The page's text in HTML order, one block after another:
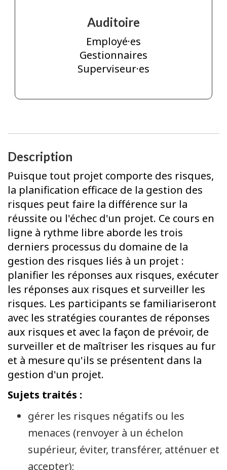
Auditoire
Employé·es
Gestionnaires
Superviseur·es
Description
Puisque tout projet comporte des risques,
la planification efficace de la gestion des
risques peut faire la différence sur la
réussite ou l'échec d'un projet. Ce cours en
ligne à rythme libre aborde les trois
derniers processus du domaine de la
gestion des risques liés à un projet :
planifier les réponses aux risques, exécuter
les réponses aux risques et surveiller les
risques. Les participants se familiariseront
avec les stratégies courantes de réponses
aux risques et avec la façon de prévoir, de
surveiller et de maîtriser les risques au fur
et à mesure qu'ils se présentent dans la
gestion d'un projet.
Sujets traités :
gérer les risques négatifs ou les
menaces (renvoyer à un échelon
supérieur, éviter, transférer, atténuer et
accepter);